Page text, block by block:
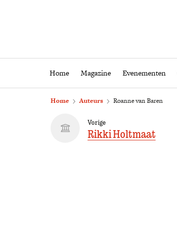
Home Magazine Evenementen
Home Magazine
Home Auteurs Roanne van Baren
Vorige
Rikki Holtmaat